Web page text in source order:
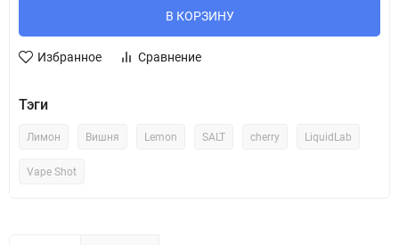
В КОРЗИНУ
Избранное Сравнение
Тэги
Лимон Вишня Lemon SALT cherry LiquidLab
Vape Shot